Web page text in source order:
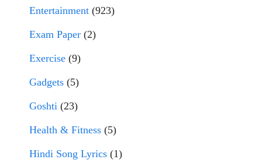
Entertainment (923)
Exam Paper (2)
Exercise (9)
Gadgets (5)
Goshti (23)
Health & Fitness (5)
Hindi Song Lyrics (1)